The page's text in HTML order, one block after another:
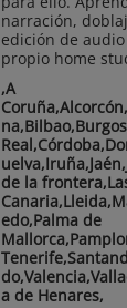
narración,
edición de
propio home
,A
de la
edo,Palma de
a de Henares,